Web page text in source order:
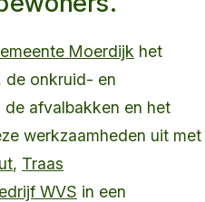
Moerdijk het
de onkruid- en
afvalbakken en het
werkzaamheden uit met
, Traas
WVS in een